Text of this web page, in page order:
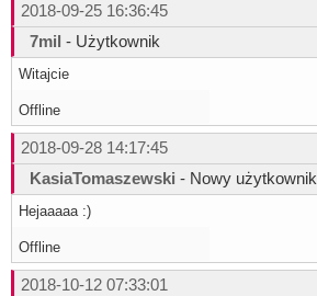
2018-09-25 16:36:45
7mil - Użytkownik
Witajcie
Offline
2018-09-28 14:17:45
KasiaTomaszewski - Nowy użytkownik
Hejaaaaa :)
Offline
2018-10-12 07:33:01